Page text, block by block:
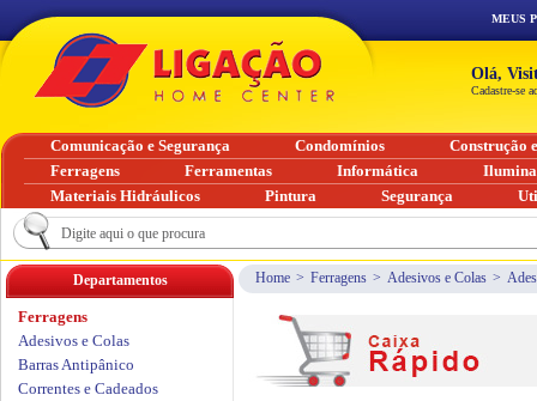
Home > Ferragens > Adesivos e Colas >
Departamentos
Ferragens
Adesivos e Colas
Barras Antipânico
Correntes e Cadeados
MEUS
Olá,
Cadastre-se
Comunicação e Segurança Condomínios
Construção
Ferragens
Ferramentas Informática
Materiais Hidráulicos
Pintura Segurança